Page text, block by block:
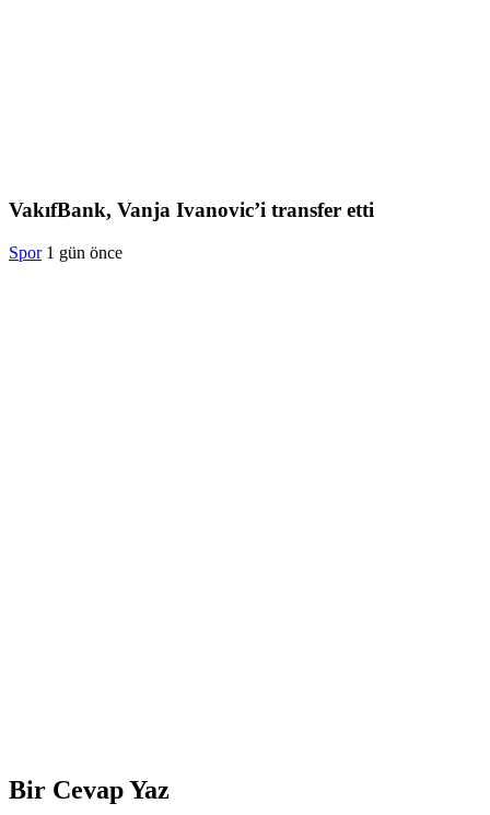
VakıfBank, Vanja Ivanovic’i transfer etti
Spor 1 gün önce
Bir Cevap Yaz